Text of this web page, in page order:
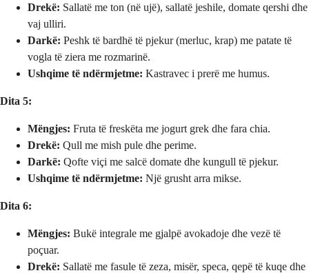
Drekë: Sallatë me ton (në ujë), sallatë jeshile, domate qershi dhe
vaj ulliri.
Darkë: Peshk të bardhë të pjekur (merluc, krap) me patate të
vogla të ziera me rozmarinë.
Ushqime të ndërmjetme: Kastravec i prerë me humus.
Dita 5:
Mëngjes: Fruta të freskëta me jogurt grek dhe fara chia.
Drekë: Qull me mish pule dhe perime.
Darkë: Qofte viçi me salcë domate dhe kungull të pjekur.
Ushqime të ndërmjetme: Një grusht arra mikse.
Dita 6:
Mëngjes: Bukë integrale me gjalpë avokadoje dhe vezë të
poçuar.
Drekë: Sallatë me fasule të zeza, misër, speca, qepë të kuqe dhe